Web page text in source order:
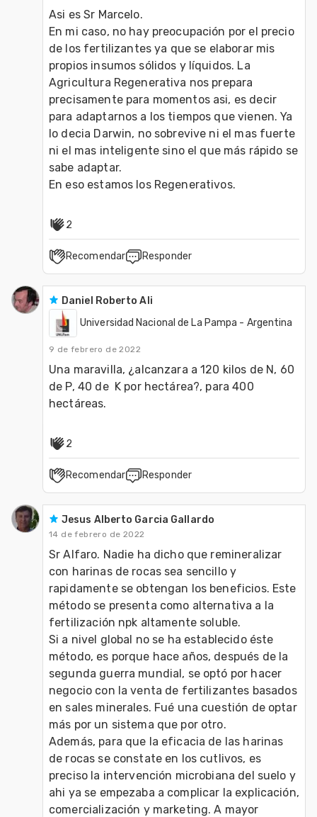
Asi es Sr Marcelo.
En mi caso, no hay preocupación por el precio
de los fertilizantes ya que se elaborar mis
propios insumos sólidos y líquidos. La
Agricultura Regenerativa nos prepara
precisamente para momentos asi, es decir
para adaptarnos a los tiempos que vienen. Ya
lo decia Darwin, no sobrevive ni el mas fuerte
ni el mas inteligente sino el que más rápido se
sabe adaptar.
En eso estamos los Regenerativos.
2
Recomendar Responder
Daniel Roberto Ali
Universidad Nacional de La Pampa - Argentina
9 de febrero de 2022
Una maravilla, ¿alcanzara a 120 kilos de N, 60
de P, 40 de  K por hectárea?, para 400
hectáreas.
2
Recomendar Responder
Jesus Alberto Garcia Gallardo
14 de febrero de 2022
Sr Alfaro. Nadie ha dicho que remineralizar
con harinas de rocas sea sencillo y
rapidamente se obtengan los beneficios. Este
método se presenta como alternativa a la
fertilización npk altamente soluble.
Si a nivel global no se ha establecido éste
método, es porque hace años, después de la
segunda guerra mundial, se optó por hacer
negocio con la venta de fertilizantes basados
en sales minerales. Fué una cuestión de optar
más por un sistema que por otro.
Además, para que la eficacia de las harinas
de rocas se constate en los cutlivos, es
preciso la intervención microbiana del suelo y
ahi ya se empezaba a complicar la explicación,
comercialización y marketing. A mayor